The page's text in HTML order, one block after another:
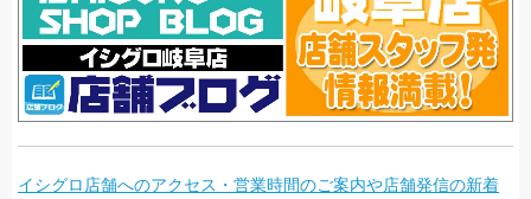
イシグロ店舗へのアクセス・営業時間のご案内や店舗発信の新着